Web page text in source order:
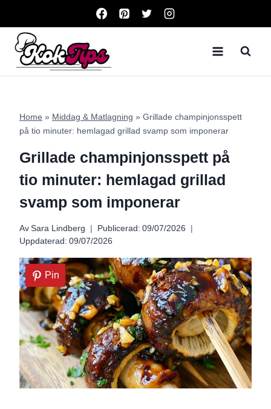
content
Home » Middag & Matlagning » Grillade champinjonsspett
på tio minuter: hemlagad grillad svamp som imponerar
Grillade champinjonsspett på
tio minuter: hemlagad grillad
svamp som imponerar
Av Sara Lindberg Publicerad: 09/07/2026
Uppdaterad: 09/07/2026
Pin